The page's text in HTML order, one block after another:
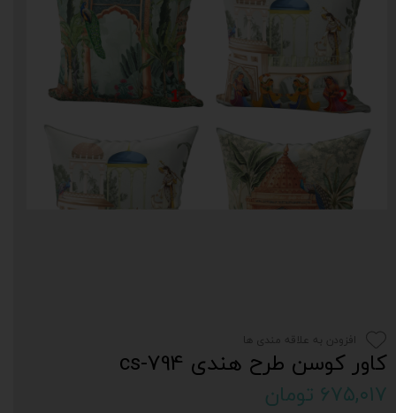
کاور کوسن طرح هندی cs-794
۶۷۵,۰۱۷ تومان
افزودن به علاقه مندی ها